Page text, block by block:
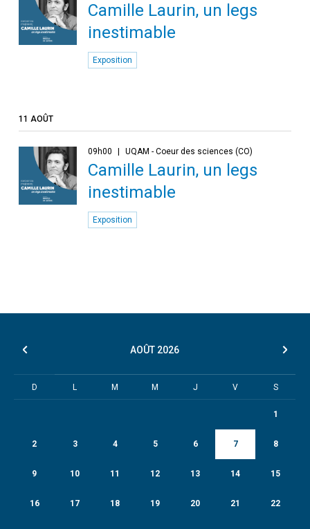
Camille Laurin, un legs
inestimable
Exposition
11 AOÛT
09h00 UQAM - Coeur des sciences (CO)
Camille Laurin, un legs
inestimable
Exposition
AOÛT 2026
D L M M J V S
1
2 3 4 5 6 7 8
9 10 11 12 13 14 15
16 17 18 19 20 21 22